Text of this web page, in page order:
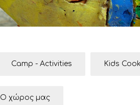
Camp - Activities Kids
Ο χώρος μας